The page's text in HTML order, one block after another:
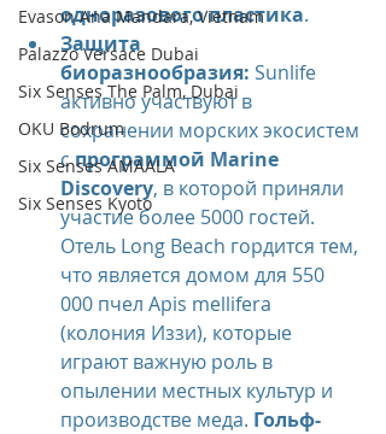
Evason Ana Mandara, Vietnam
Palazzo Versace Dubai
Six Senses The Palm, Dubai
OKU Bodrum
Six Senses AMAALA
Six Senses Kyoto
одноразового пластика.
Защита
биоразнообразия: Sunlife
активно участвуют в
сохранении морских экосистем
с программой Marine
Discovery, в которой приняли
участие более 5000 гостей.
Отель Long Beach гордится тем,
что является домом для 550
000 пчел Apis mellifera
(колония Иззи), которые
играют важную роль в
опылении местных культур и
производстве меда. Гольф-